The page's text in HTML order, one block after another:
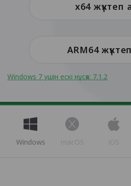
x64 жүктеп
ARM64
Windows 7 үшін ескі нұсқа: 7.1.2
Windows macOS iOS